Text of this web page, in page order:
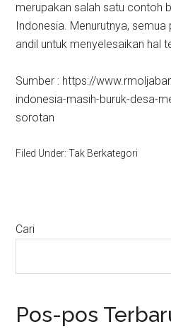
merupakan salah satu contoh
Indonesia. Menurutnya,
andil untuk menyelesaikan hal
Sumber : https://
indonesia-masih-buruk-desa-
sorotan
Filed Under: Tak Berkategori
Primary
Cari
Pos-pos